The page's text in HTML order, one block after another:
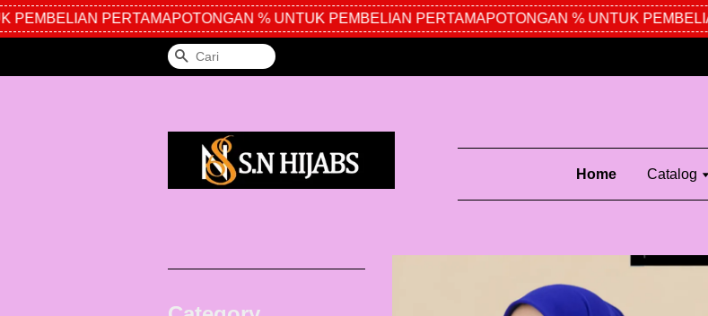
PERTAMAPOTONGAN % UNTUK PEMBELIAN PERTAMAPOTONGAN % UNTUK
Cari
Home Catalog